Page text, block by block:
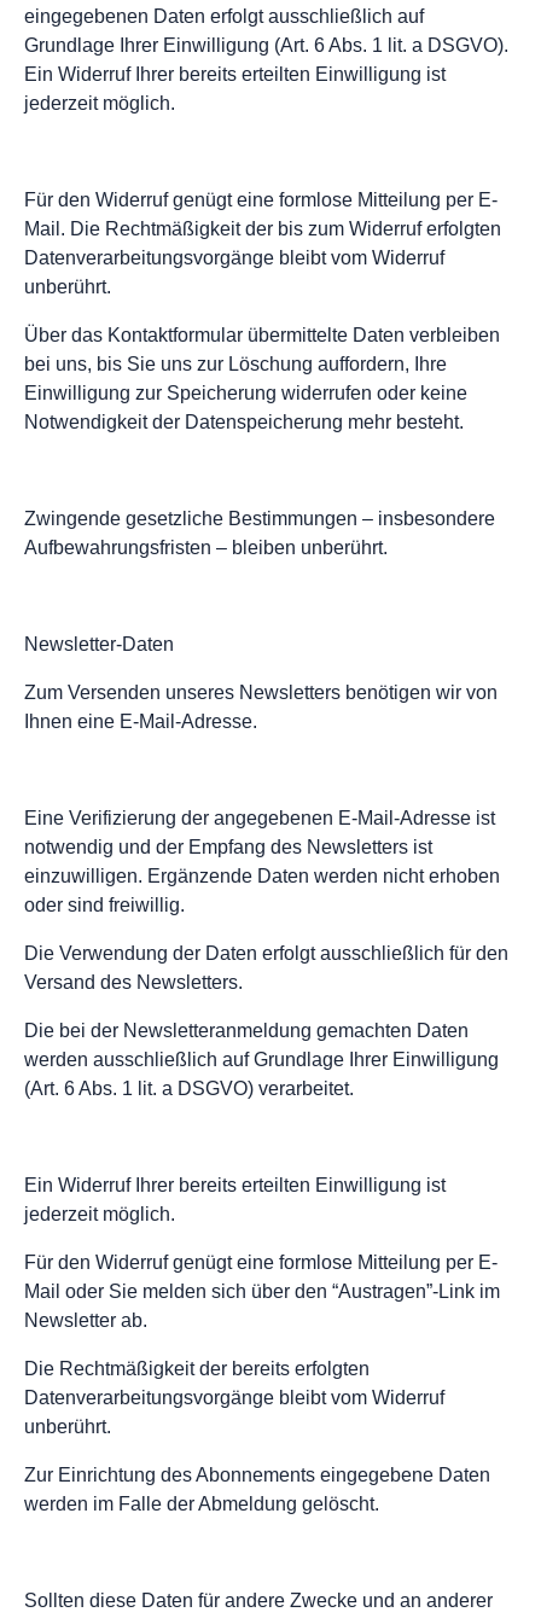
eingegebenen Daten erfolgt ausschließlich auf
Grundlage Ihrer Einwilligung (Art. 6 Abs. 1 lit. a DSGVO).
Ein Widerruf Ihrer bereits erteilten Einwilligung ist
jederzeit möglich.
Für den Widerruf genügt eine formlose Mitteilung per E-
Mail. Die Rechtmäßigkeit der bis zum Widerruf erfolgten
Datenverarbeitungsvorgänge bleibt vom Widerruf
unberührt.
Über das Kontaktformular übermittelte Daten verbleiben
bei uns, bis Sie uns zur Löschung auffordern, Ihre
Einwilligung zur Speicherung widerrufen oder keine
Notwendigkeit der Datenspeicherung mehr besteht.
Zwingende gesetzliche Bestimmungen – insbesondere
Aufbewahrungsfristen – bleiben unberührt.
Newsletter-Daten
Zum Versenden unseres Newsletters benötigen wir von
Ihnen eine E-Mail-Adresse.
Eine Verifizierung der angegebenen E-Mail-Adresse ist
notwendig und der Empfang des Newsletters ist
einzuwilligen. Ergänzende Daten werden nicht erhoben
oder sind freiwillig.
Die Verwendung der Daten erfolgt ausschließlich für den
Versand des Newsletters.
Die bei der Newsletteranmeldung gemachten Daten
werden ausschließlich auf Grundlage Ihrer Einwilligung
(Art. 6 Abs. 1 lit. a DSGVO) verarbeitet.
Ein Widerruf Ihrer bereits erteilten Einwilligung ist
jederzeit möglich.
Für den Widerruf genügt eine formlose Mitteilung per E-
Mail oder Sie melden sich über den “Austragen”-Link im
Newsletter ab.
Die Rechtmäßigkeit der bereits erfolgten
Datenverarbeitungsvorgänge bleibt vom Widerruf
unberührt.
Zur Einrichtung des Abonnements eingegebene Daten
werden im Falle der Abmeldung gelöscht.
Sollten diese Daten für andere Zwecke und an anderer